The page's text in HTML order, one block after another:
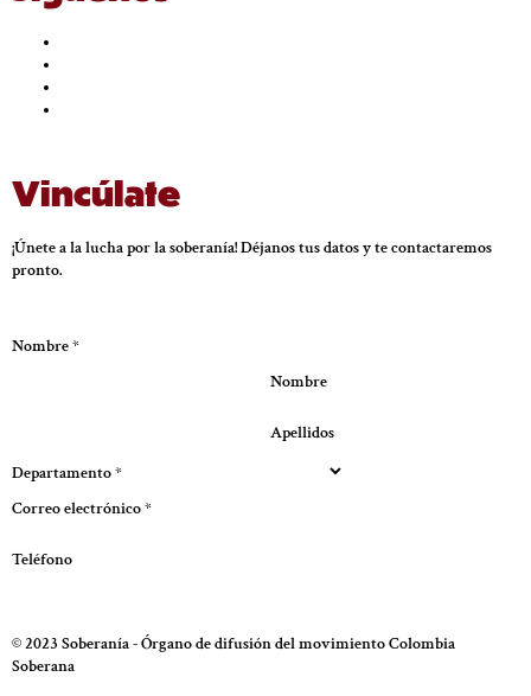
Vincúlate
¡Únete a la lucha por la soberanía! Déjanos tus datos y te contactaremos
pronto.
Nombre*
Nombre
Apellidos
Departamento*
Correo electrónico*
Teléfono
© 2023 Soberanía - Órgano de difusión del movimiento Colombia
Soberana